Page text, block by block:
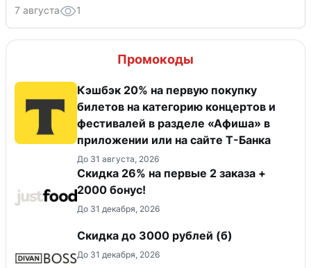
7 августа 1
Промокоды
Кэшбэк 20% на первую покупку
билетов на категорию концертов и
фестивалей в разделе «Афиша» в
приложении или на сайте Т-Банка
До 31 августа, 2026
Скидка 26% на первые 2 заказа +
2000 бонус!
До 31 декабря, 2026
Скидка до 3000 рублей (б)
До 31 декабря, 2026